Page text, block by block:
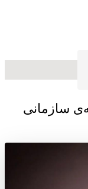
سازمانی